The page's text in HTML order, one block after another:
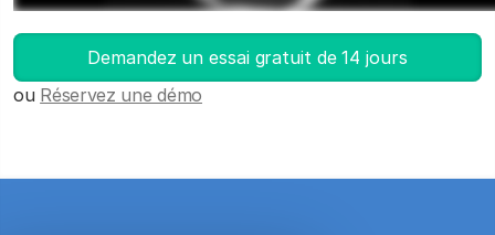
Demandez un essai gratuit de 14 jours
ou Réservez une démo